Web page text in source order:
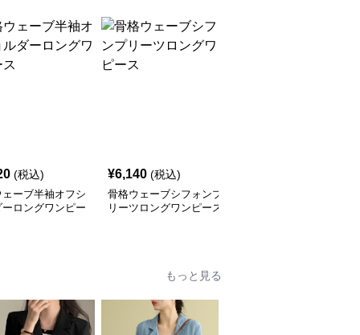
(税込)
ーブ半袖オフシ
ーロングワンピー
¥6,140 (税込)
骨格ウェーブシフォンプ
リーツロングワンピース
もっと見る